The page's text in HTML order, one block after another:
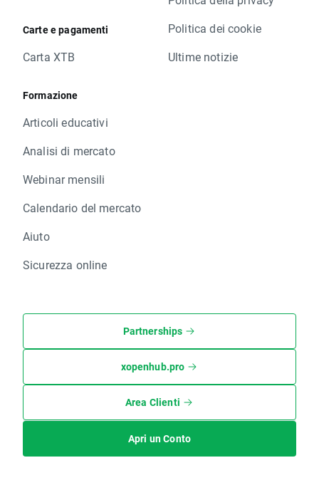
Carte e pagamenti
Carta XTB
Formazione
Articoli educativi
Analisi di mercato
Webinar mensili
Calendario del mercato
Aiuto
Sicurezza online
Politica dei cookie
Ultime notizie
Partnerships
xopenhub.pro
Area Clienti
Apri un Conto